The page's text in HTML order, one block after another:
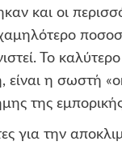
και οι
Το
είναι η σωστή
της
για την